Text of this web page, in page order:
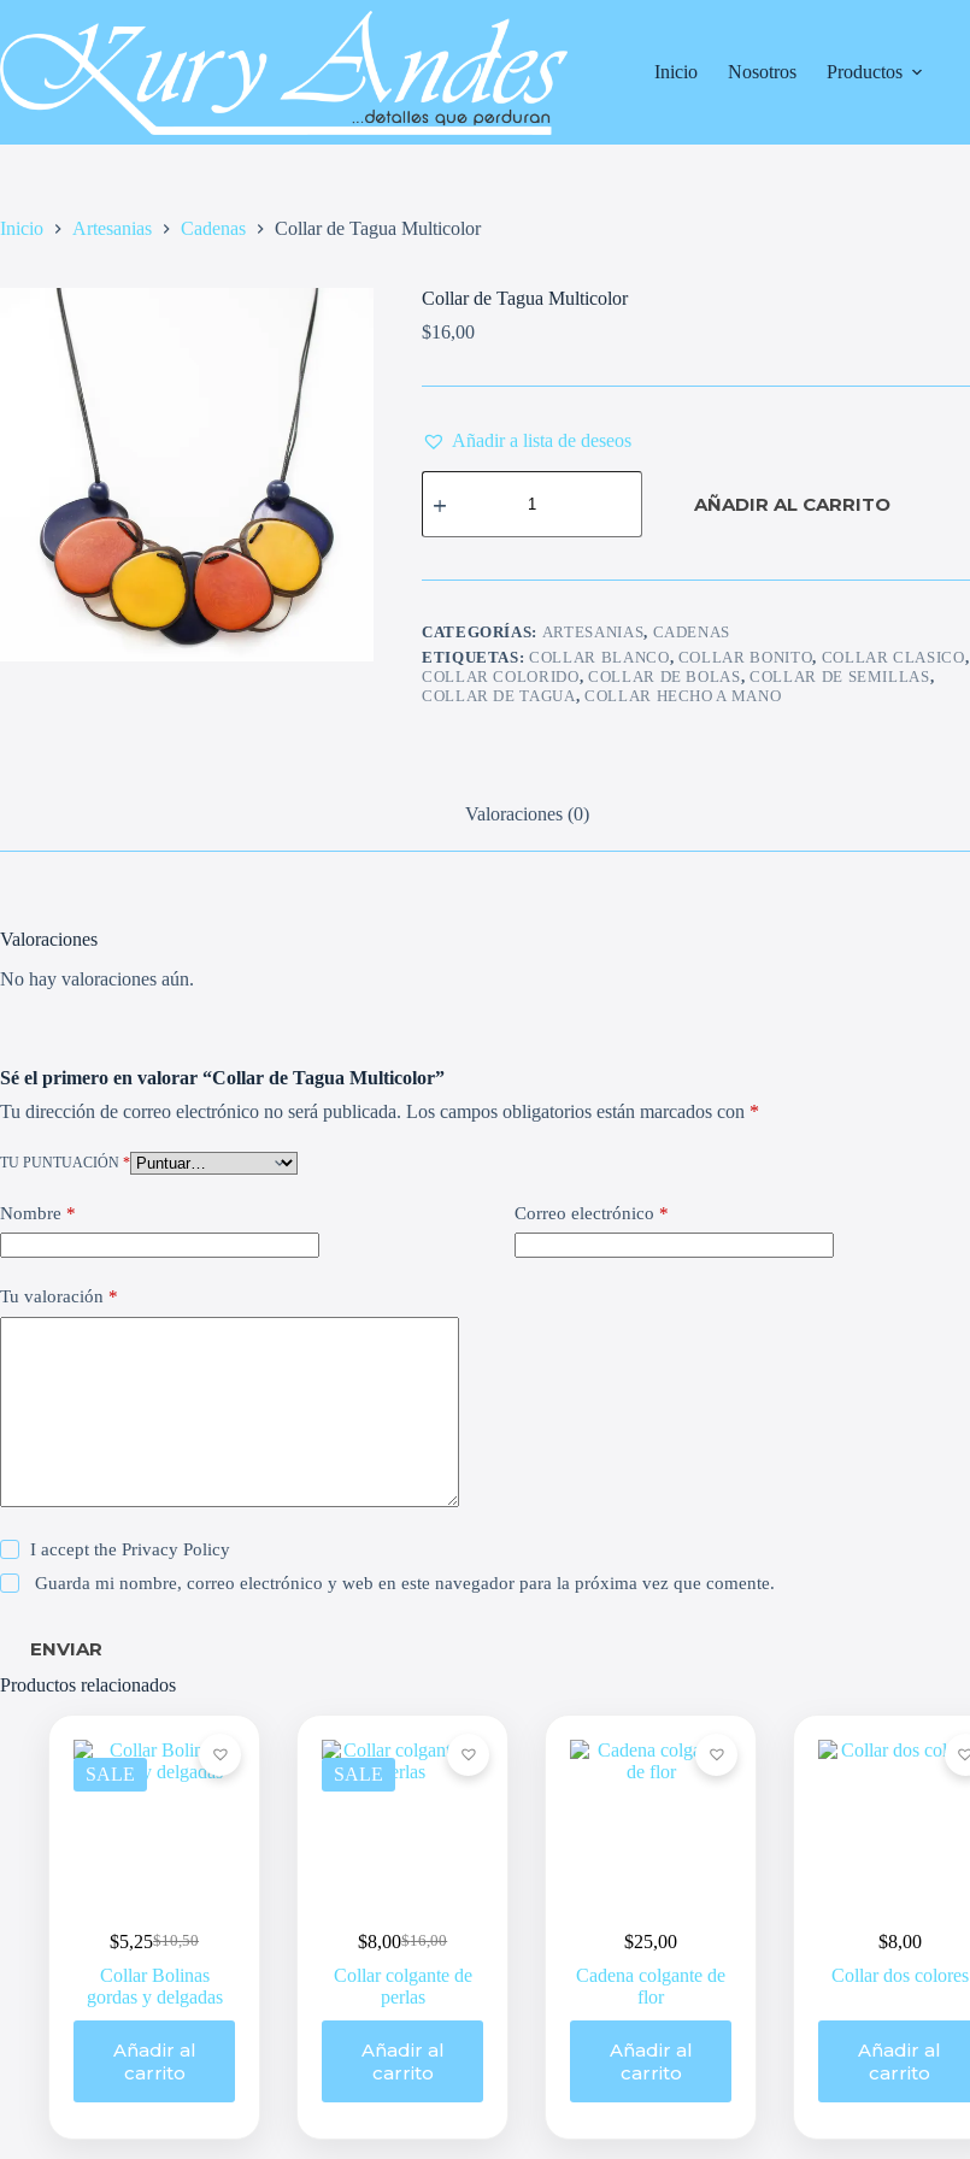
contenido
Inicio
Nosotros Productos
Inicio Artesanias Cadenas Collar de Tagua Multicolor
Collar de Tagua Multicolor
$16,00
Añadir a lista de deseos
Collar
de
Multicolor
AÑADIR AL CARRITO
CATEGORÍAS: ARTESANIAS, CADENAS
ETIQUETAS:COLLAR BLANCO, COLLAR BONITO, COLLAR CLASICO,
COLLAR COLORIDO, COLLAR DE BOLAS,COLLAR DE SEMILLAS,
COLLAR DE TAGUA, COLLAR HECHO A MANO
Valoraciones (0)
Valoraciones
No hay valoraciones aún.
Sé el primero en valorar “Collar de Tagua Multicolor”
Tu dirección de correo electrónico no será publicada. Los campos obligatorios están marcados con *
TU PUNTUACIÓN *
Nombre * Correo electrónico *
Tu valoración *
I accept thePrivacy Policy
Guarda mi nombre, correo electrónico y web en este navegador para la próxima vez que comente.
ENVIAR
Productos relacionados
SALE
$10,50
Original
price
was:
$5,25Current
price
is:
Collar Bolinas
gordas y delgadas
Añadir al
carrito
SALE
$16,00
Original
price
was:
$8,00Current
price
is:
Collar colgante de
perlas
Añadir al
carrito
$25,00
Cadena colgante de
flor
Añadir al
carrito
$8,00
Collar dos colores
Añadir al
carrito